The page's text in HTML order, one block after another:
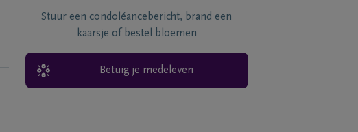
Stuur een condoléancebericht, brand een
kaarsje of bestel bloemen
Betuig je medeleven